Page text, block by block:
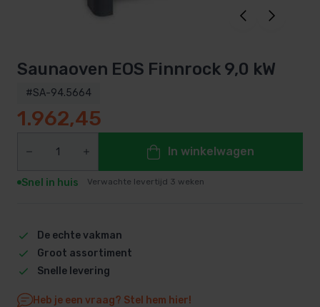
Saunaoven EOS Finnrock 9,0 kW
#SA-94.5664
1.962,45
In winkelwagen
Snel in huis Verwachte levertijd 3 weken
De echte vakman
Groot assortiment
Snelle levering
Heb je een vraag? Stel hem hier!